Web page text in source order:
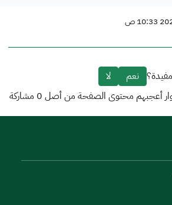
نعم
لا
أعجبهم محتوى الصفحة من أصل 0 مشاركة